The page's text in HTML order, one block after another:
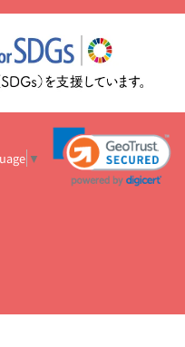
お祝いを贈るときのマナー・
ム一覧
誕生日のお花を「色
算相場
出産祝いお役立ち情
祝い花のマナー総まとめ
職
？
開店祝いの花 選び方ガイ
排出量削減 / SDGsを考える
▼